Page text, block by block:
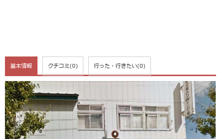
基本情報 クチコミ(0) 行った・行きたい(0)